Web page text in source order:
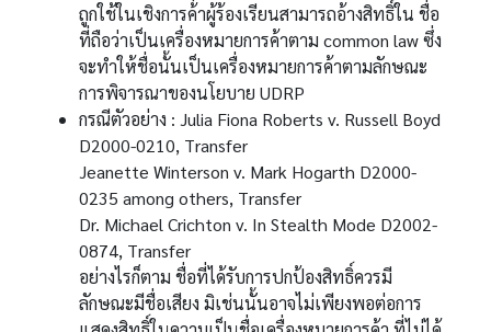
ถูกใช้ในเชิงการค้าผู้ร้องเรียนสามารถอ้างสิทธิ์ใน ชื่อ
ที่ถือว่าเป็นเครื่องหมายการค้าตาม common law ซึ่ง
จะทำให้ชื่อนั้นเป็นเครื่องหมายการค้าตามลักษณะ
การพิจารณาของนโยบาย UDRP
กรณีตัวอย่าง : Julia Fiona Roberts v. Russell Boyd
D2000-0210, Transfer
Jeanette Winterson v. Mark Hogarth D2000-
0235 among others, Transfer
Dr. Michael Crichton v. In Stealth Mode D2002-
0874, Transfer
อย่างไรก็ตาม ชื่อที่ได้รับการปกป้องสิทธิ์ควรมี
ลักษณะมีชื่อเสียง มิเช่นนั้นอาจไม่เพียงพอต่อการ